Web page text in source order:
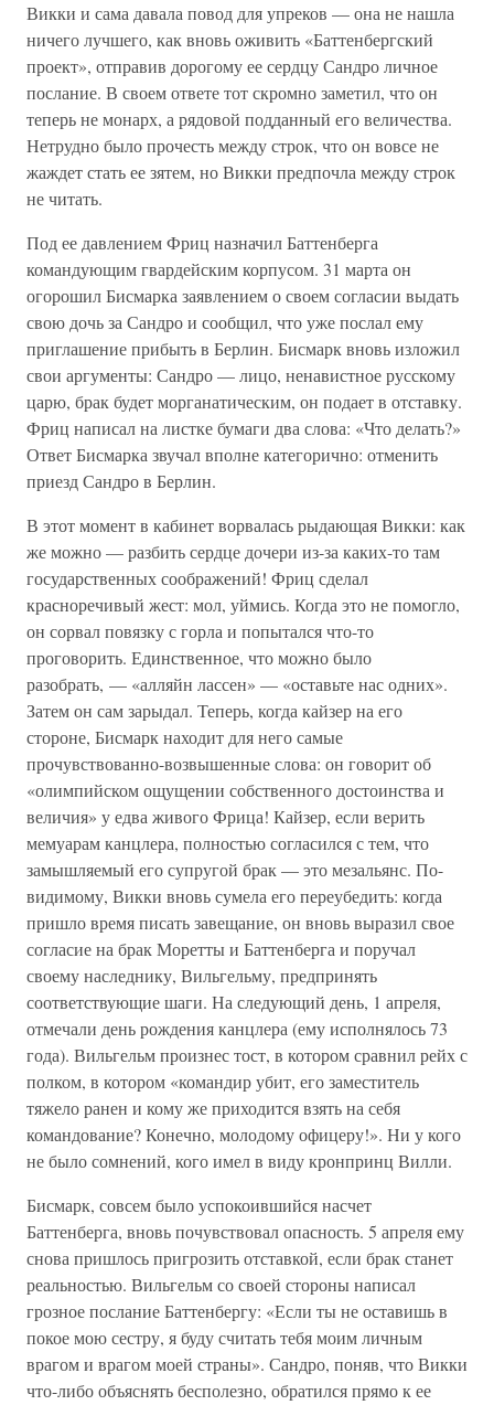
Викки и сама давала повод для упреков — она не нашла
ничего лучшего, как вновь оживить «Баттенбергский
проект», отправив дорогому ее сердцу Сандро личное
послание. В своем ответе тот скромно заметил, что он
теперь не монарх, а рядовой подданный его величества.
Нетрудно было прочесть между строк, что он вовсе не
жаждет стать ее зятем, но Викки предпочла между строк
не читать.
Под ее давлением Фриц назначил Баттенберга
командующим гвардейским корпусом. 31 марта он
огорошил Бисмарка заявлением о своем согласии выдать
свою дочь за Сандро и сообщил, что уже послал ему
приглашение прибыть в Берлин. Бисмарк вновь изложил
свои аргументы: Сандро — лицо, ненавистное русскому
царю, брак будет морганатическим, он подает в отставку.
Фриц написал на листке бумаги два слова: «Что делать?»
Ответ Бисмарка звучал вполне категорично: отменить
приезд Сандро в Берлин.
В этот момент в кабинет ворвалась рыдающая Викки: как
же можно — разбить сердце дочери из-за каких-то там
государственных соображений! Фриц сделал
красноречивый жест: мол, уймись. Когда это не помогло,
он сорвал повязку с горла и попытался что-то
проговорить. Единственное, что можно было
разобрать, — «алляйн лассен» — «оставьте нас одних».
Затем он сам зарыдал. Теперь, когда кайзер на его
стороне, Бисмарк находит для него самые
прочувствованно-возвышенные слова: он говорит об
«олимпийском ощущении собственного достоинства и
величия» у едва живого Фрица! Кайзер, если верить
мемуарам канцлера, полностью согласился с тем, что
замышляемый его супругой брак — это мезальянс. По-
видимому, Викки вновь сумела его переубедить: когда
пришло время писать завещание, он вновь выразил свое
согласие на брак Моретты и Баттенберга и поручал
своему наследнику, Вильгельму, предпринять
соответствующие шаги. На следующий день, 1 апреля,
отмечали день рождения канцлера (ему исполнялось 73
года). Вильгельм произнес тост, в котором сравнил рейх с
полком, в котором «командир убит, его заместитель
тяжело ранен и кому же приходится взять на себя
командование? Конечно, молодому офицеру!». Ни у кого
не было сомнений, кого имел в виду кронпринц Вилли.
Бисмарк, совсем было успокоившийся насчет
Баттенберга, вновь почувствовал опасность. 5 апреля ему
снова пришлось пригрозить отставкой, если брак станет
реальностью. Вильгельм со своей стороны написал
грозное послание Баттенбергу: «Если ты не оставишь в
покое мою сестру, я буду считать тебя моим личным
врагом и врагом моей страны». Сандро, поняв, что Викки
что-либо объяснять бесполезно, обратился прямо к ее